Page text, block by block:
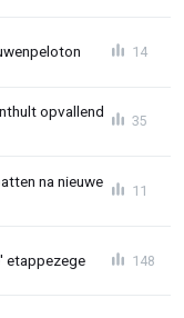
14
opvallend
35
na nieuwe
11
etappezege 148